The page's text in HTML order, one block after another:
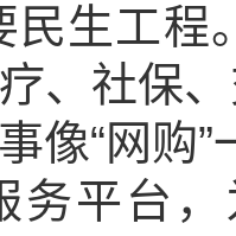
民生工
、社保
像“网购”
务平台